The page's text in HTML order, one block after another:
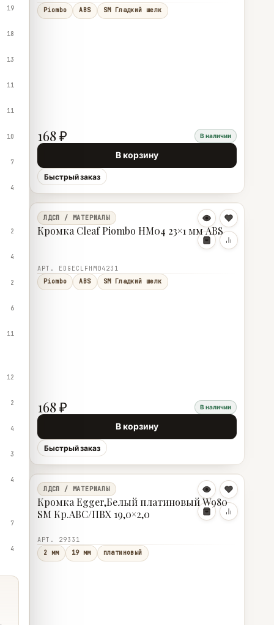
19
18
13
11
11
10
7
4
2
4
2
6
11
12
2
4
3
4
7
4
Piombo
ABS SM Гладкий шелк
168 ₽ В наличии
В корзину
Быстрый заказ
ЛДСП / МАТЕРИАЛЫ
Кромка Cleaf Piombo HM04 23×1 мм ABS
АРТ. EDGECLFHM04231
Piombo
ABS SM Гладкий шелк
168 ₽ В наличии
В корзину
Быстрый заказ
ЛДСП / МАТЕРИАЛЫ
Кромка Egger,Белый платиновый W980
SM Кр.АВС/ПВХ 19,0×2,0
АРТ. 29331
2 мм
19 мм платиновый